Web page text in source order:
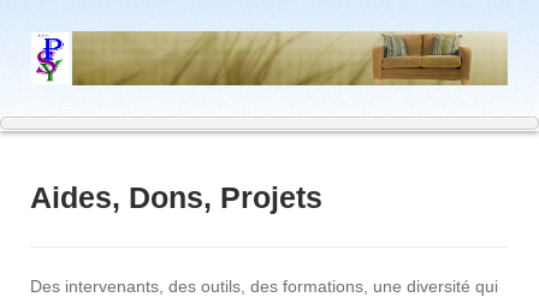
Aides, Dons, Projets
Des intervenants, des outils, des formations, une diversité qui